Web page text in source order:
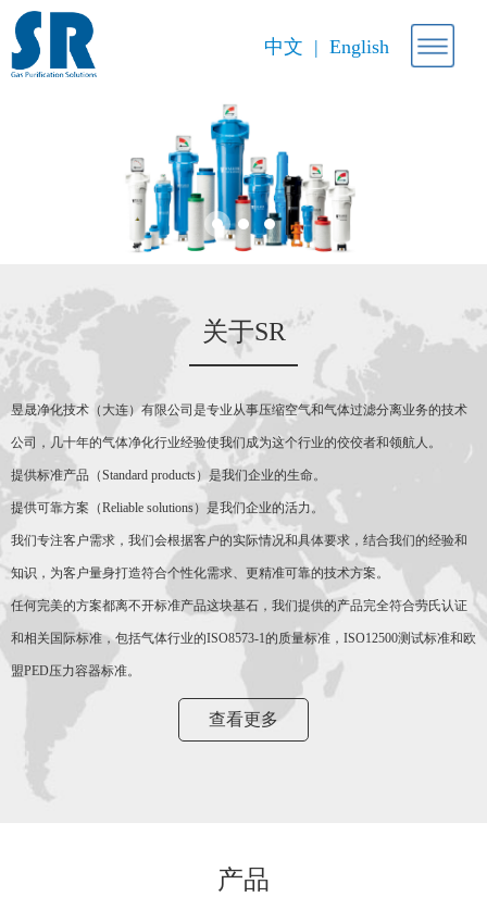
中文 English
关于SR
昱晟净化技术（大连）有限公司是专业从事压缩空气和气体过滤分离业务的技术
公司，几十年的气体净化行业经验使我们成为这个行业的佼佼者和领航人。
提供标准产品（Standard products）是我们企业的生命。
提供可靠方案（Reliable solutions）是我们企业的活力。
我们专注客户需求，我们会根据客户的实际情况和具体要求，结合我们的经验和
知识，为客户量身打造符合个性化需求、更精准可靠的技术方案。
任何完美的方案都离不开标准产品这块基石，我们提供的产品完全符合劳氏认证
和相关国际标准，包括气体行业的ISO8573-1的质量标准，ISO12500测试标准和欧
盟PED压力容器标准。
查看更多
产品